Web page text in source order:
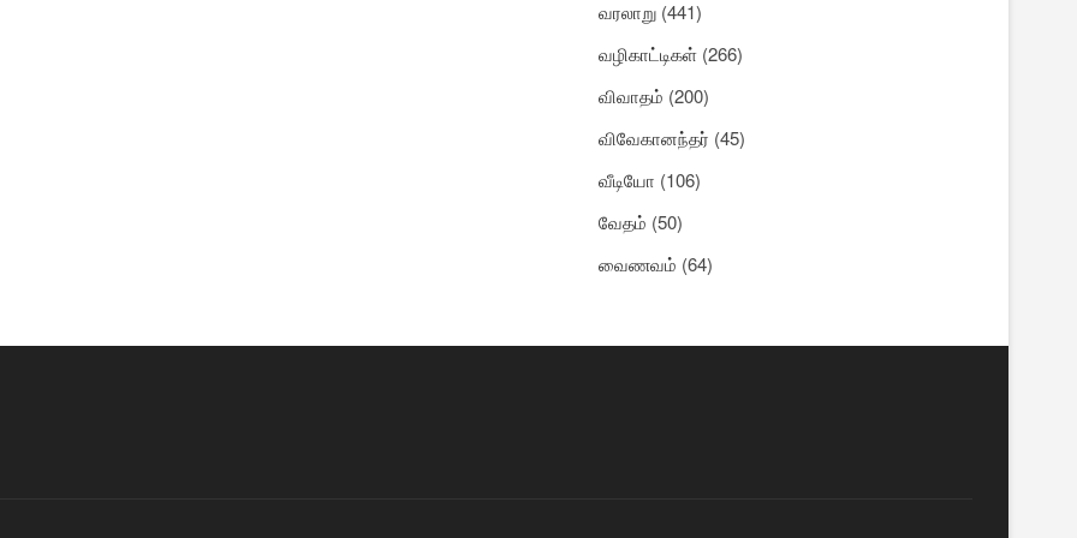
வரலாறு (441)
வழிகாட்டிகள் (266)
விவாதம் (200)
விவேகானந்தர் (45)
வீடியோ (106)
வேதம் (50)
வைணவம் (64)